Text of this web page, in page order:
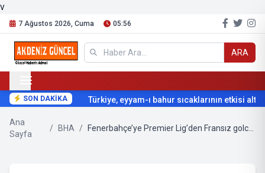
v
7 Ağustos 2026, Cuma 05:56
ARA
SON DAKİKA Türkiye, eyyam-ı bahur sıcaklarının etkisi
Ana
Sayfa
/ BHA / Fenerbahçe’ye Premier Lig’den Fransız golcü iddiası